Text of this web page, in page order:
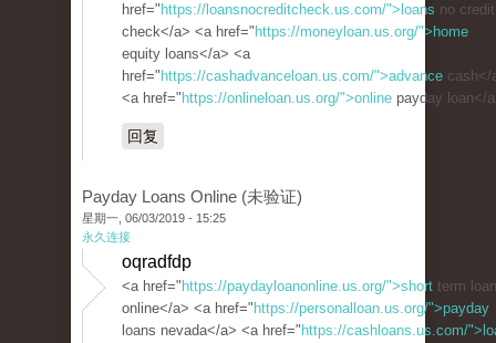
href=" https://loansnocreditcheck.us.com/">loans no credit
check</a> <a href=" https://moneyloan.us.org/">home
equity loans</a> <a
href=" https://cashadvanceloan.us.com/">advance cash</
<a href=" https://onlineloan.us.org/">online payday loan</
回复
Payday Loans Online (未验证)
星期一, 06/03/2019 - 15:25
永久连接
oqradfdp
<a href=" https://paydayloanonline.us.org/">short term
online</a> <a href=" https://personalloan.us.org/">payday
loans nevada</a> <a href=" https://cashloans.us.com/